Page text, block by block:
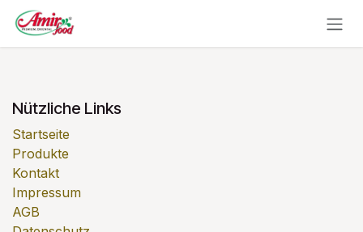
Zum Inhalt springen
Nützliche Links
Startseite
Produkte
Kontakt
Impressum
AGB